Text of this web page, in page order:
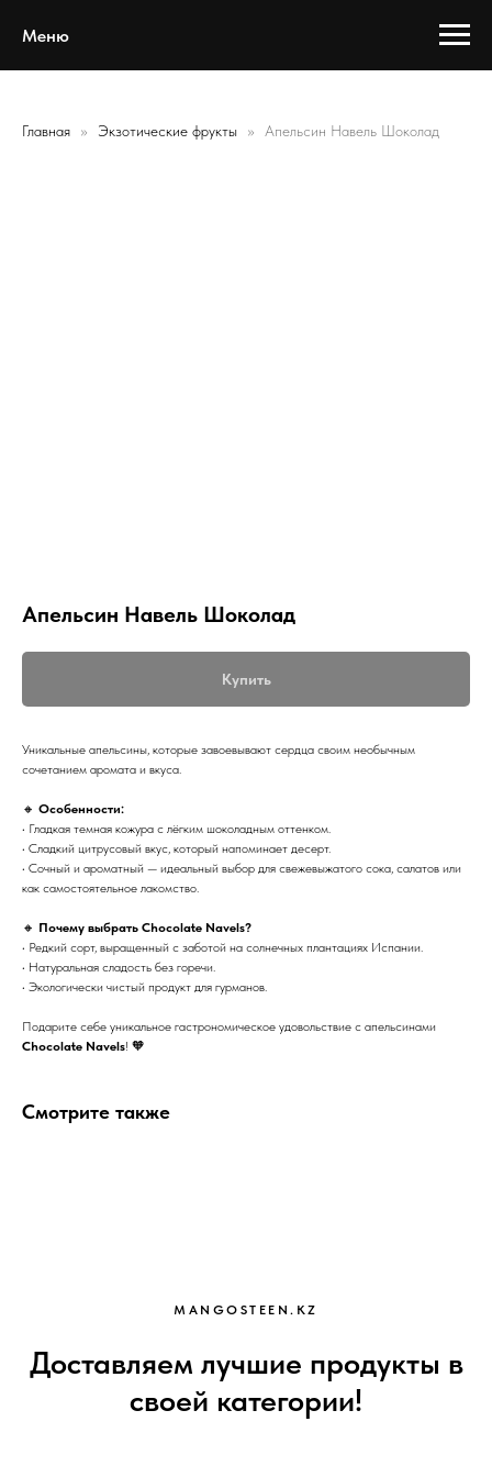
Меню
Главная Экзотические фрукты Апельсин Навель Шоколад
Апельсин Навель Шоколад
Купить
Уникальные апельсины, которые завоевывают сердца своим необычным
сочетанием аромата и вкуса.
🔸 Особенности:
• Гладкая темная кожура с лёгким шоколадным оттенком.
• Сладкий цитрусовый вкус, который напоминает десерт.
• Сочный и ароматный — идеальный выбор для свежевыжатого сока, салатов или
как самостоятельное лакомство.
🔸 Почему выбрать Chocolate Navels?
• Редкий сорт, выращенный с заботой на солнечных плантациях Испании.
• Натуральная сладость без горечи.
• Экологически чистый продукт для гурманов.
Подарите себе уникальное гастрономическое удовольствие с апельсинами
Chocolate Navels! 🧡
Смотрите также
MANGOSTEEN.KZ
Доставляем лучшие продукты в
своей категории!